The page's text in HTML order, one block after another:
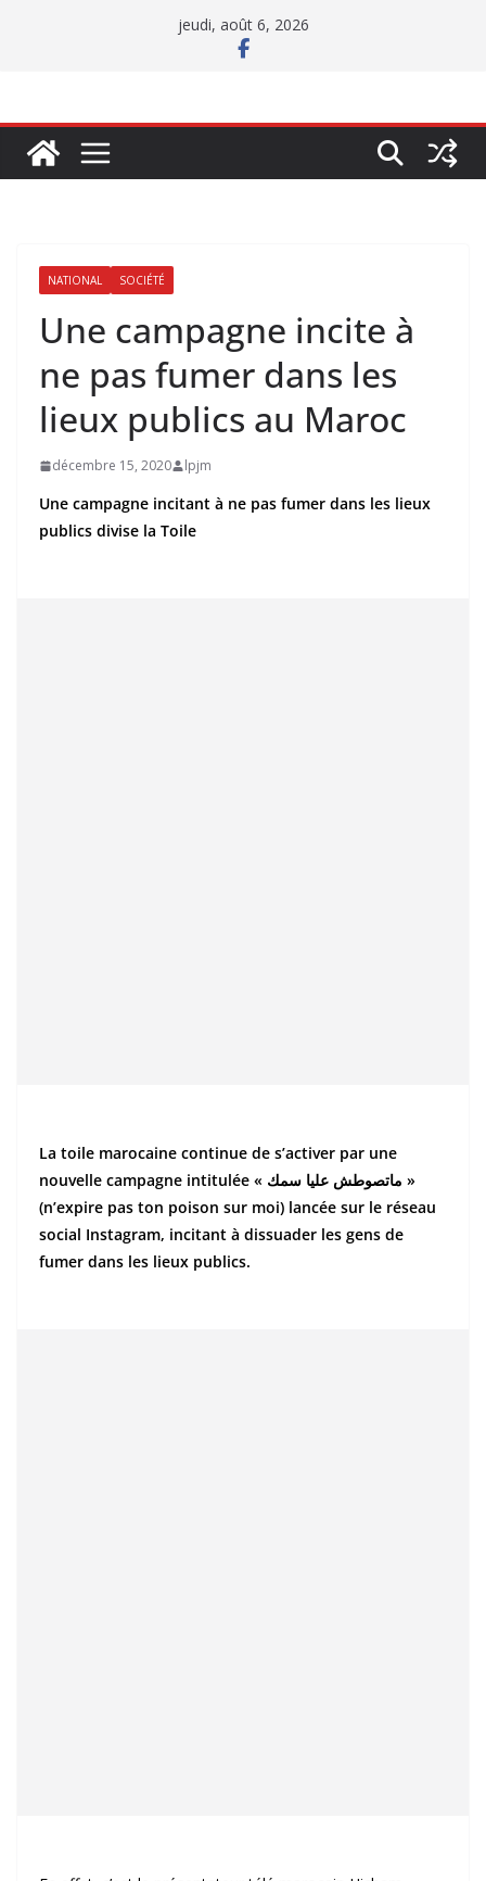
jeudi, août 6, 2026
NATIONAL SOCIÉTÉ
Une campagne incite à
ne pas fumer dans les
lieux publics au Maroc
décembre 15, 2020 lpjm
Une campagne incitant à ne pas fumer dans les lieux
publics divise la Toile
La toile marocaine continue de s’activer par une
nouvelle campagne intitulée « ماتصوطش عليا سمك »
(n’expire pas ton poison sur moi) lancée sur le réseau
social Instagram, incitant à dissuader les gens de
fumer dans les lieux publics.